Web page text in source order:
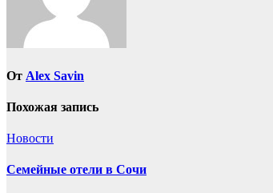
От Alex Savin
Похожая запись
Новости
Семейные отели в Сочи